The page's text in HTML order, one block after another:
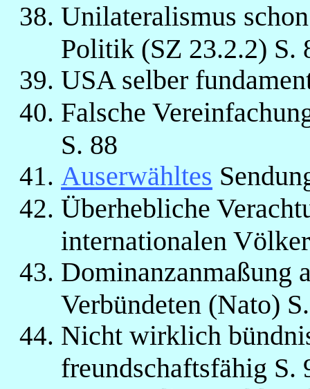
Unilateralismus
Politik (SZ 23.2.2) S.
USA selber
Falsche
S. 88
Auserwähltes
Überhebliche
internationalen
Dominanzanmaßung
Verbündeten (Nato)
Nicht wirklich
freundschaftsfähig S.